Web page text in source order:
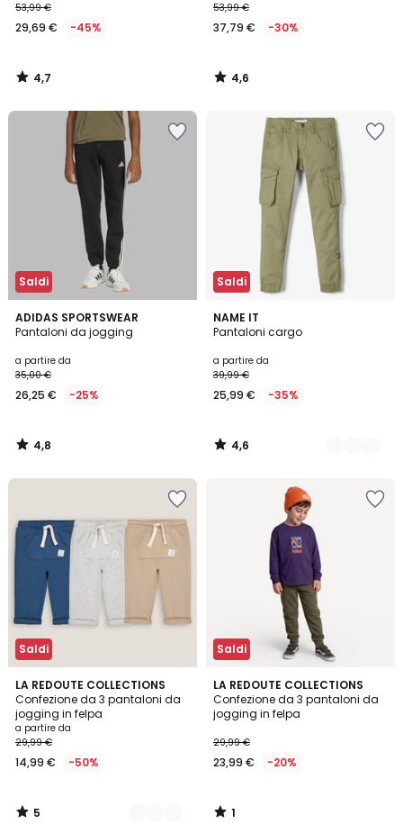
53,99 €
29,69 € -45%
4,7
/
53,99 €
37,79 € -30%
4,6
/
Saldi
ADIDAS SPORTSWEAR
Pantaloni da jogging
a partire da
35,00 €
26,25 € -25%
4,8
/ 5
4,8
/
Saldi
NAME IT
Pantaloni cargo
a partire da
39,99 €
25,99 € -35%
4,6
/ 5
5
Colori
4,6
/
Saldi
LA REDOUTE COLLECTIONS
Confezione da 3 pantaloni da
jogging in felpa
a partire da
29,99 €
14,99 € -50%
5
/
5
2
Colori
5
/
Saldi
LA REDOUTE COLLECTIONS
Confezione da 3 pantaloni da
jogging in felpa
29,99 €
23,99 € -20%
1
/
5
1
/